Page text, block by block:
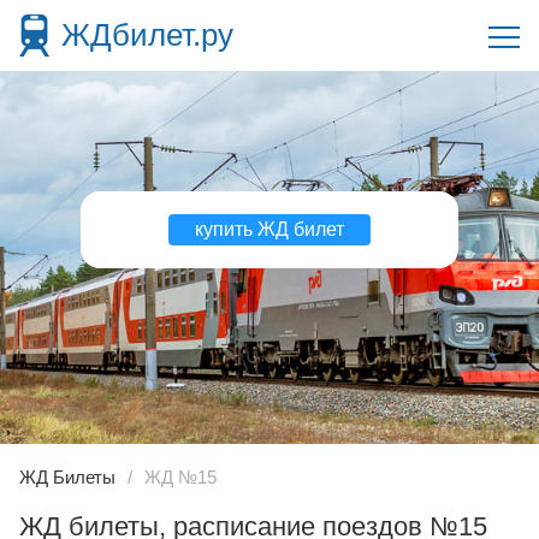
ЖДбилет.ру
купить ЖД билет
ЖД Билеты ЖД №15
ЖД билеты, расписание поездов №15